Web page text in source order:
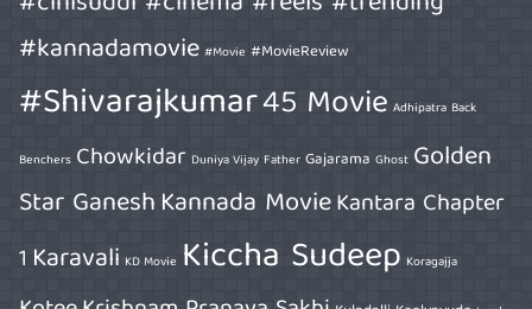
#kannadamovie #Movie #MovieReview
#Shivarajkumar45 Movie Adhipatra Back
Benchers Chowkidar Duniya Vijay Father Gajarama Ghost Golden
Star GaneshKannada MovieKantara Chapter
1 Karavali KD Movie Kiccha Sudeep Koragajja